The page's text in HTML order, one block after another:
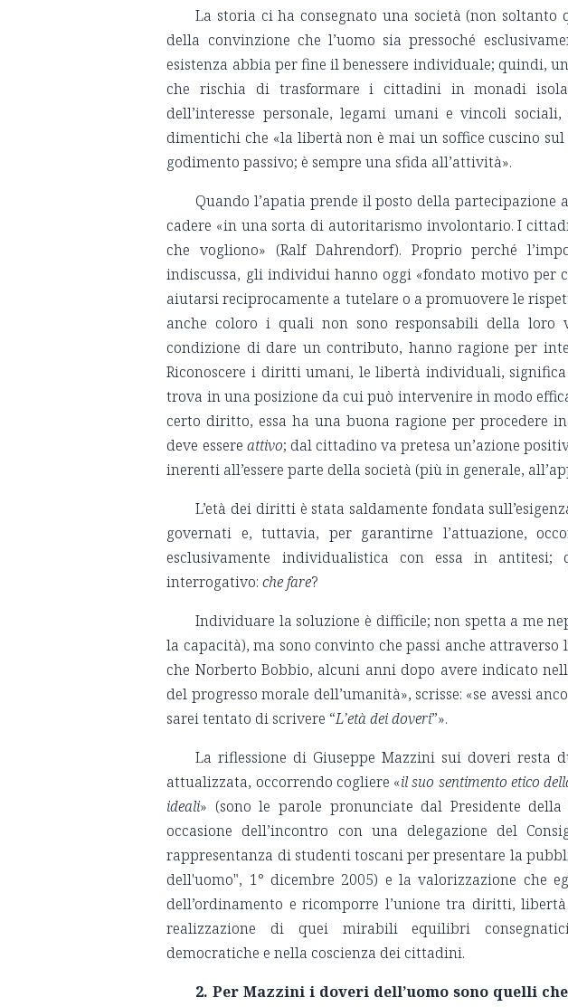
La storia ci ha consegnato una società (non soltanto
della convinzione che l’uomo sia pressoché
esistenza abbia per fine il benessere individuale; quindi,
che rischia di trasformare i cittadini in monadi
dell’interesse personale, legami umani e vincoli
dimentichi che «la libertà non è mai un soffice cuscino
godimento passivo; è sempre una sfida all’attività».
Quando l’apatia prende il posto della
cadere «in una sorta di autoritarismo involontario. I
che vogliono» (Ralf Dahrendorf). Proprio perché
indiscussa, gli individui hanno oggi «fondato motivo per
aiutarsi reciprocamente a tutelare o a promuovere le
anche coloro i quali non sono responsabili della loro
condizione di dare un contributo, hanno ragione per
Riconoscere i diritti umani, le libertà individuali, significa
trova in una posizione da cui può intervenire in modo
certo diritto, essa ha una buona ragione per procedere
deve essere attivo; dal cittadino va pretesa un’azione
inerenti all’essere parte della società (più in generale,
L’età dei diritti è stata saldamente fondata
governati e, tuttavia, per garantirne l’attuazione,
esclusivamente individualistica con essa in
interrogativo:che fare?
Individuare la soluzione è difficile; non spetta a me
la capacità), ma sono convinto che passi anche
che Norberto Bobbio, alcuni anni dopo avere indicato
del progresso morale dell’umanità», scrisse: «se avessi
sarei tentato di scrivere “L’età dei doveri”».
La riflessione di Giuseppe Mazzini sui doveri resta
attualizzata, occorrendo cogliere «il suo sentimento etico
ideali» (sono le parole pronunciate dal Presidente
occasione dell’incontro con una delegazione del
rappresentanza di studenti toscani per presentare la
dell'uomo", 1° dicembre 2005) e la valorizzazione che
dell’ordinamento e ricomporre l’unione tra diritti,
realizzazione di quei mirabili equilibri
democratiche e nella coscienza dei cittadini.
2. Per Mazzini i doveri dell’uomo sono quelli